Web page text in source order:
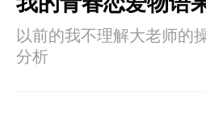
以前的我不理解大老师的
分析